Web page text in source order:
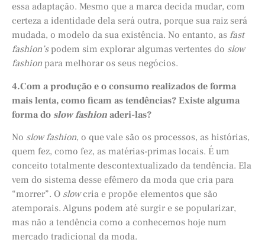
essa adaptação. Mesmo que a marca decida mudar, com
certeza a identidade dela será outra, porque sua raiz será
mudada, o modelo da sua existência. No entanto, as fast
fashion’spodem sim explorar algumas vertentes do slow
fashion para melhorar os seus negócios.
4.Com a produção e o consumo realizados de forma
mais lenta, como ficam as tendências? Existe alguma
forma do slow fashion aderi-las?
No slow fashion, o que vale são os processos, as histórias,
quem fez, como fez, as matérias-primas locais. É um
conceito totalmente descontextualizado da tendência. Ela
vem do sistema desse efêmero da moda que cria para
“morrer”. O slowcria e propõe elementos que são
atemporais. Alguns podem até surgir e se popularizar,
mas não a tendência como a conhecemos hoje num
mercado tradicional da moda.